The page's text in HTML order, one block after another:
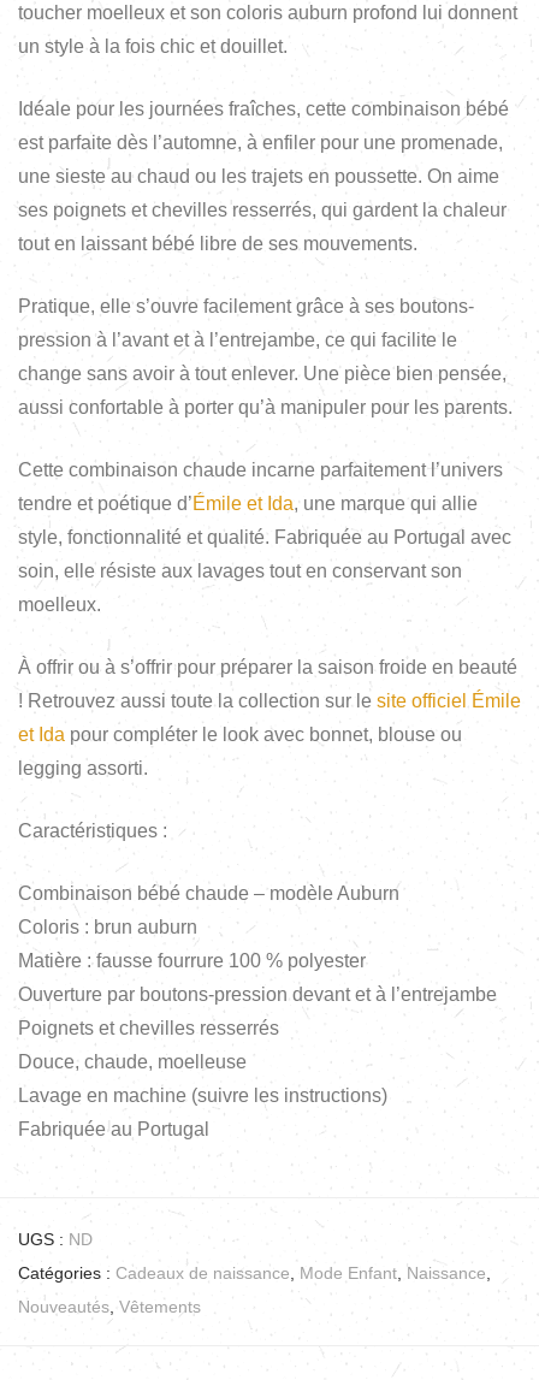
toucher moelleux et son coloris auburn profond lui donnent
un style à la fois chic et douillet.
Idéale pour les journées fraîches, cette combinaison bébé
est parfaite dès l’automne, à enfiler pour une promenade,
une sieste au chaud ou les trajets en poussette. On aime
ses poignets et chevilles resserrés, qui gardent la chaleur
tout en laissant bébé libre de ses mouvements.
Pratique, elle s’ouvre facilement grâce à ses boutons-
pression à l’avant et à l’entrejambe, ce qui facilite le
change sans avoir à tout enlever. Une pièce bien pensée,
aussi confortable à porter qu’à manipuler pour les parents.
Cette combinaison chaude incarne parfaitement l’univers
tendre et poétique d’Émile et Ida, une marque qui allie
style, fonctionnalité et qualité. Fabriquée au Portugal avec
soin, elle résiste aux lavages tout en conservant son
moelleux.
À offrir ou à s’offrir pour préparer la saison froide en beauté
! Retrouvez aussi toute la collection sur le site officiel Émile
et Ida pour compléter le look avec bonnet, blouse ou
legging assorti.
Caractéristiques :
Combinaison bébé chaude – modèle Auburn
Coloris : brun auburn
Matière : fausse fourrure 100 % polyester
Ouverture par boutons-pression devant et à l’entrejambe
Poignets et chevilles resserrés
Douce, chaude, moelleuse
Lavage en machine (suivre les instructions)
Fabriquée au Portugal
UGS : ND
Catégories : Cadeaux de naissance Mode Enfant Naissance
Nouveautés Vêtements